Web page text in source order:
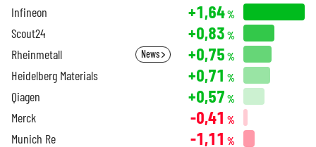
Infineon +1,64%
Scout24 +0,83 %
Rheinmetall News +0,75 %
Heidelberg Materials +0,71 %
Qiagen +0,57 %
Merck -0,41 %
Munich Re -1,11 %